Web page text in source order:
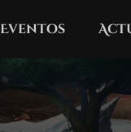
Eventos